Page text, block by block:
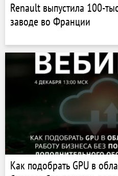
Renault выпустила 100-
заводе во Франции
Как подобрать GPU в